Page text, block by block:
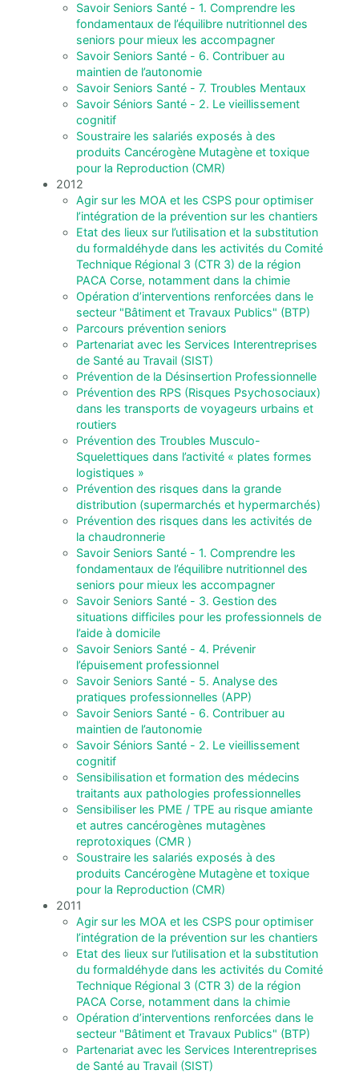
Savoir Seniors Santé - 1. Comprendre les
fondamentaux de l’équilibre nutritionnel des
seniors pour mieux les accompagner
Savoir Seniors Santé - 6. Contribuer au
maintien de l’autonomie
Savoir Seniors Santé - 7. Troubles Mentaux
Savoir Séniors Santé - 2. Le vieillissement
cognitif
Soustraire les salariés exposés à des
produits Cancérogène Mutagène et toxique
pour la Reproduction (CMR)
2012
Agir sur les MOA et les CSPS pour optimiser
l’intégration de la prévention sur les chantiers
Etat des lieux sur l’utilisation et la substitution
du formaldéhyde dans les activités du Comité
Technique Régional 3 (CTR 3) de la région
PACA Corse, notamment dans la chimie
Opération d’interventions renforcées dans le
secteur "Bâtiment et Travaux Publics" (BTP)
Parcours prévention seniors
Partenariat avec les Services Interentreprises
de Santé au Travail (SIST)
Prévention de la Désinsertion Professionnelle
Prévention des RPS (Risques Psychosociaux)
dans les transports de voyageurs urbains et
routiers
Prévention des Troubles Musculo-
Squelettiques dans l’activité « plates formes
logistiques »
Prévention des risques dans la grande
distribution (supermarchés et hypermarchés)
Prévention des risques dans les activités de
la chaudronnerie
Savoir Seniors Santé - 1. Comprendre les
fondamentaux de l’équilibre nutritionnel des
seniors pour mieux les accompagner
Savoir Seniors Santé - 3. Gestion des
situations difficiles pour les professionnels de
l’aide à domicile
Savoir Seniors Santé - 4. Prévenir
l’épuisement professionnel
Savoir Seniors Santé - 5. Analyse des
pratiques professionnelles (APP)
Savoir Seniors Santé - 6. Contribuer au
maintien de l’autonomie
Savoir Séniors Santé - 2. Le vieillissement
cognitif
Sensibilisation et formation des médecins
traitants aux pathologies professionnelles
Sensibiliser les PME / TPE au risque amiante
et autres cancérogènes mutagènes
reprotoxiques (CMR )
Soustraire les salariés exposés à des
produits Cancérogène Mutagène et toxique
pour la Reproduction (CMR)
2011
Agir sur les MOA et les CSPS pour optimiser
l’intégration de la prévention sur les chantiers
Etat des lieux sur l’utilisation et la substitution
du formaldéhyde dans les activités du Comité
Technique Régional 3 (CTR 3) de la région
PACA Corse, notamment dans la chimie
Opération d’interventions renforcées dans le
secteur "Bâtiment et Travaux Publics" (BTP)
Partenariat avec les Services Interentreprises
de Santé au Travail (SIST)